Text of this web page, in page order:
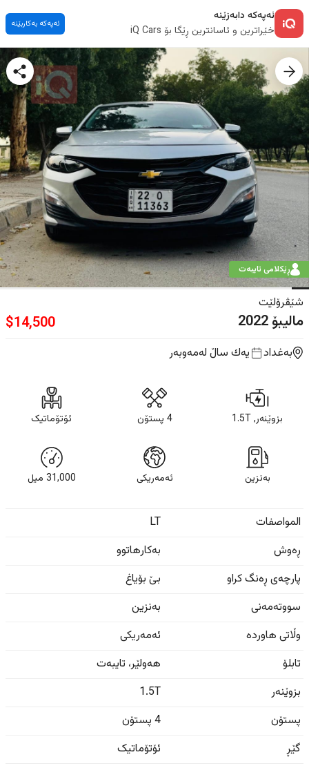
ئەپەکە دابەزێنە
خێراترین و ئاسانترین ڕێگا بۆ iQ Cars
ئەپەکە بەکاربێنە
ڕێکلامی تایبەت
شێڤرۆلێت
مالیبۆ2022
$14,500
بەغداد یه‌ك ساڵ لەمەوبەر
بزوێنەر, 1.5T 4 پستۆن ئۆتۆماتیک
بەنزین ئەمەریکی 31,000 ميل
المواصفات
LT
ڕەوش
بەکارهاتوو
پارچەی ڕەنگ کراو
بێ بۆیاغ
سووتەمەنی
بەنزین
وڵاتی هاوردە
ئەمەریکی
تابلۆ
هەولێر، تایبەت
بزوێنەر
1.5T
پستۆن
4 پستۆن
گێڕ
ئۆتۆماتیک